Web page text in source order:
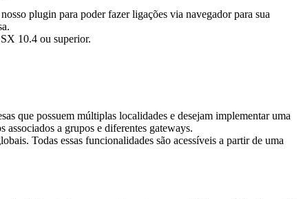
plugin para poder fazer ligações via navegador para sua
10.4 ou superior.
que possuem múltiplas localidades e desejam implementar uma
a grupos e diferentes gateways.
Todas essas funcionalidades são acessíveis a partir de uma